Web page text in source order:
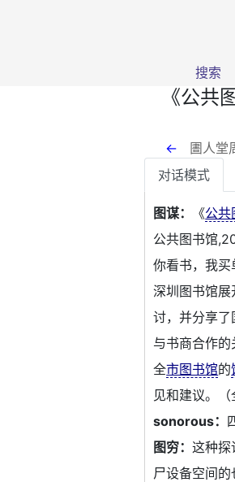
搜索
《公共
← 圕人堂
对话模式
图谋： 《公共
公共图书馆
你看书，我买
深圳图书馆
讨，并分享
与书商合作
全市图书馆的
见和建议。
sonorous：
图穷：这种探
尸设备空间